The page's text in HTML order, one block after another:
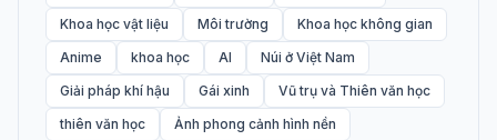
Khoa học vật liệu
Môi trường
Khoa học không gian
Anime
khoa học AI
Núi ở Việt Nam
Giải pháp khí hậu
Gái xinh
Vũ trụ và Thiên văn học
thiên văn học
Ảnh phong cảnh hình nền